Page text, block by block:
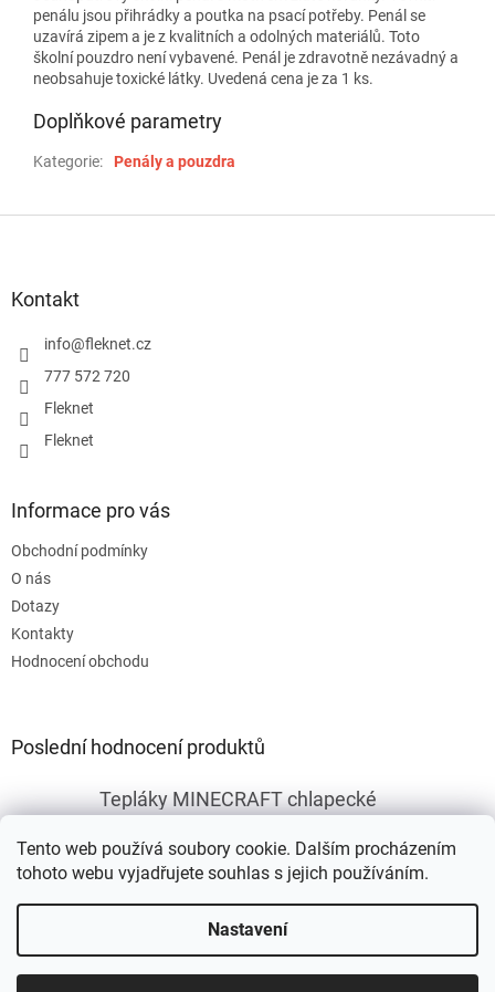
Tento web používá soubory cookie. Dalším procházením
tohoto webu vyjadřujete souhlas s jejich používáním.
Nastavení
penálu jsou přihrádky a poutka na psací potřeby. Penál se
uzavírá zipem a je z kvalitních a odolných materiálů. Toto
školní pouzdro není vybavené. Penál je zdravotně nezávadný a
neobsahuje toxické látky. Uvedená cena je za 1 ks.
Doplňkové parametry
Kategorie: Penály a pouzdra
Kontakt
info@fleknet.cz
777 572 720
Fleknet
Fleknet
Informace pro vás
Obchodní podmínky
O nás
Dotazy
Kontakty
Hodnocení obchodu
Poslední hodnocení produktů
Tepláky MINECRAFT chlapecké